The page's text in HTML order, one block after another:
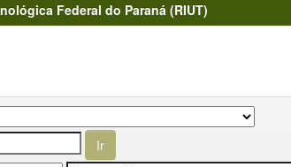
Federal do Paraná (RIUT)